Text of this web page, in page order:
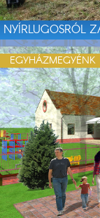
NYÍRLUGOSRÓL
EGYHÁZMEGYÉNK